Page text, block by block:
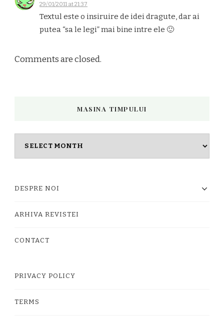
29/01/2011 at 21:37
Textul este o insiruire de idei dragute, dar ai
putea “sa le legi” mai bine intre ele 🙂
Comments are closed.
MASINA TIMPULUI
DESPRE NOI
ARHIVA REVISTEI
CONTACT
PRIVACY POLICY
TERMS